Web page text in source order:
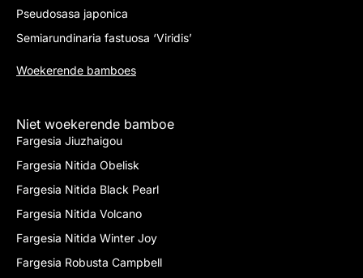
Pseudosasa japonica
Semiarundinaria fastuosa ‘Viridis’
Woekerende bamboes
Niet woekerende bamboe
Fargesia Jiuzhaigou
Fargesia Nitida Obelisk
Fargesia Nitida Black Pearl
Fargesia Nitida Volcano
Fargesia Nitida Winter Joy
Fargesia Robusta Campbell